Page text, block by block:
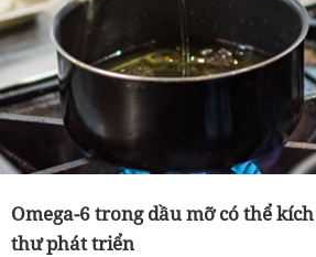
Omega-6 trong dầu mỡ có thể
thư phát triển